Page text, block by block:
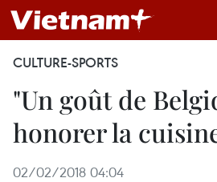
CULTURE-SPORTS
"Un goût de
honorer la
02/02/2018 04:04